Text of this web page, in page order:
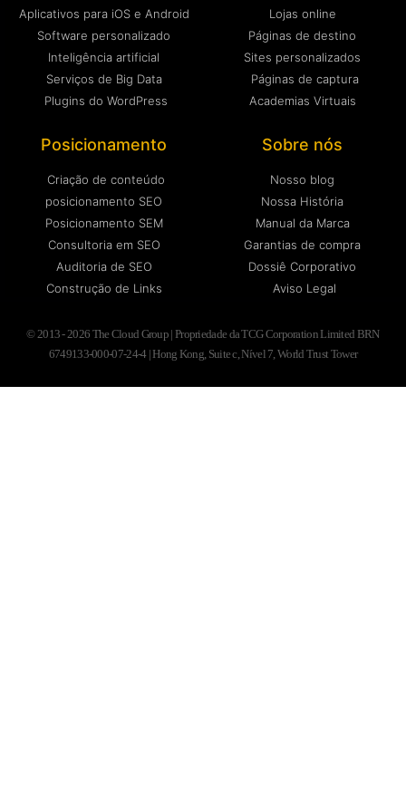
Aplicativos para iOS e Android
Software personalizado
Inteligência artificial
Serviços de Big Data
Plugins do WordPress
Lojas online
Páginas de destino
Sites personalizados
Páginas de captura
Academias Virtuais
Posicionamento
Criação de conteúdo
posicionamento SEO
Posicionamento SEM
Consultoria em SEO
Auditoria de SEO
Construção de Links
Sobre nós
Nosso blog
Nossa História
Manual da Marca
Garantias de compra
Dossiê Corporativo
Aviso Legal
© 2013 - 2026 The Cloud Group | Propriedade da TCG Corporation Limited BRN
6749133-000-07-24-4 | Hong Kong, Suite c, Nível 7, World Trust Tower